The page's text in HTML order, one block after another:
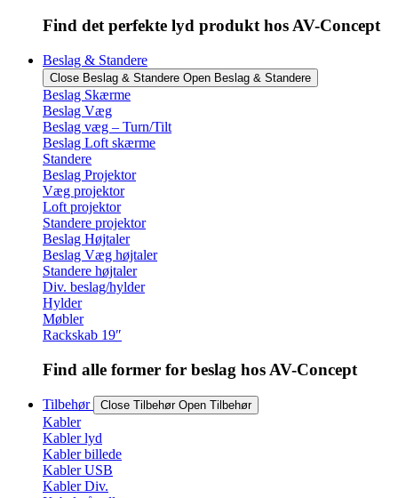
Find det perfekte lyd produkt hos AV-Concept
Beslag & Standere
Close Beslag & Standere Open Beslag & Standere
Beslag Skærme
Beslag Væg
Beslag væg – Turn/Tilt
Beslag Loft skærme
Standere
Beslag Projektor
Væg projektor
Loft projektor
Standere projektor
Beslag Højtaler
Beslag Væg højtaler
Standere højtaler
Div. beslag/hylder
Hylder
Møbler
Rackskab 19″
Find alle former for beslag hos AV-Concept
Tilbehør Close Tilbehør Open Tilbehør
Kabler
Kabler lyd
Kabler billede
Kabler USB
Kabler Div.